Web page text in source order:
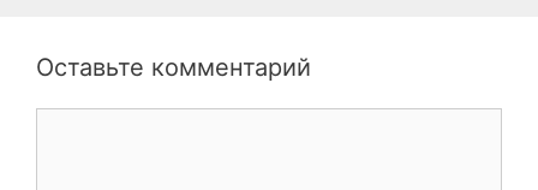
Оставьте комментарий